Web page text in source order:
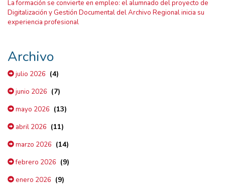
La formación se convierte en empleo: el alumnado del proyecto de
Digitalización y Gestión Documental del Archivo Regional inicia su
experiencia profesional
Archivo
julio 2026 (4)
junio 2026 (7)
mayo 2026 (13)
abril 2026 (11)
marzo 2026 (14)
febrero 2026 (9)
enero 2026 (9)